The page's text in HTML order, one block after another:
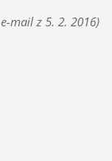
e-mail z 5. 2. 2016)